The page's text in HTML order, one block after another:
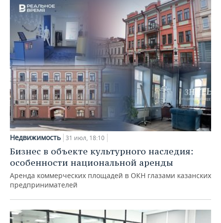
Недвижимость 31 июл, 18:10
Бизнес в объекте культурного наследия:
особенности национальной аренды
Аренда коммерческих площадей в ОКН глазами казанских
предпринимателей